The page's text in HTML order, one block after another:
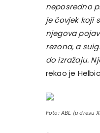
neposredno
je čovjek koji
njegova
rezona, a
do izražaju.
rekao je
Foto: ABL (u dresu